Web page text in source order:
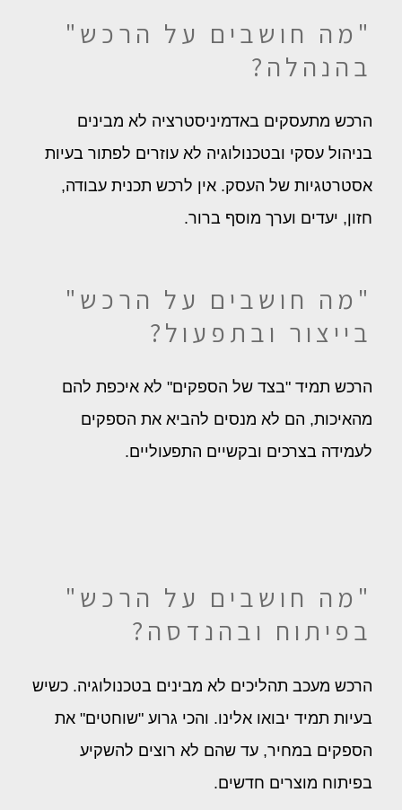
"מה חושבים על הרכש"
בהנהלה?
הרכש מתעסקים באדמיניסטרציה לא מבינים
בניהול עסקי ובטכנולוגיה לא עוזרים לפתור בעיות
אסטרטגיות של העסק. אין לרכש תכנית עבודה,
חזון, יעדים וערך מוסף ברור.
"מה חושבים על הרכש"
בייצור ובתפעול?
הרכש תמיד "בצד של הספקים" לא איכפת להם
מהאיכות, הם לא מנסים להביא את הספקים
לעמידה בצרכים ובקשיים התפעוליים.
"מה חושבים על הרכש"
בפיתוח ובהנדסה?
הרכש מעכב תהליכים לא מבינים בטכנולוגיה. כשיש
בעיות תמיד יבואו אלינו. והכי גרוע "שוחטים" את
הספקים במחיר, עד שהם לא רוצים להשקיע
בפיתוח מוצרים חדשים.